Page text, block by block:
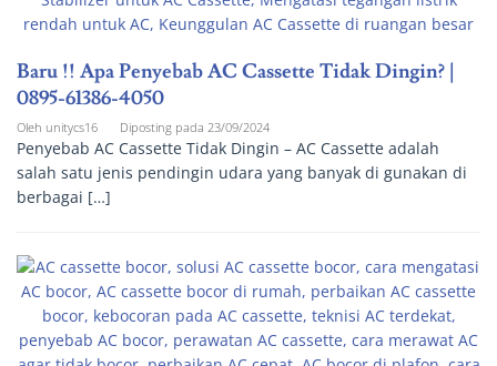
Baru !! Apa Penyebab AC Cassette Tidak Dingin? |
0895-61386-4050
Oleh unitycs16 Diposting pada 23/09/2024
Penyebab AC Cassette Tidak Dingin – AC Cassette adalah
salah satu jenis pendingin udara yang banyak di gunakan di
berbagai […]